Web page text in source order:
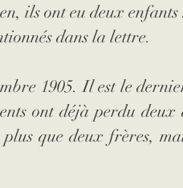
ils ont eu deux
dans la lettre.
1905. Il est le
ont déjà perdu
que deux frères,